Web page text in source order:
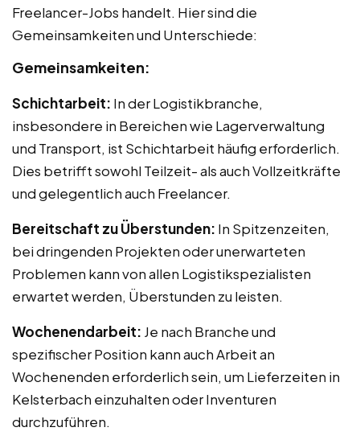
Freelancer-Jobs handelt. Hier sind die
Gemeinsamkeiten und Unterschiede:
Gemeinsamkeiten:
Schichtarbeit: In der Logistikbranche,
insbesondere in Bereichen wie Lagerverwaltung
und Transport, ist Schichtarbeit häufig erforderlich.
Dies betrifft sowohl Teilzeit- als auch Vollzeitkräfte
und gelegentlich auch Freelancer.
Bereitschaft zu Überstunden: In Spitzenzeiten,
bei dringenden Projekten oder unerwarteten
Problemen kann von allen Logistikspezialisten
erwartet werden, Überstunden zu leisten.
Wochenendarbeit: Je nach Branche und
spezifischer Position kann auch Arbeit an
Wochenenden erforderlich sein, um Lieferzeiten in
Kelsterbach einzuhalten oder Inventuren
durchzuführen.